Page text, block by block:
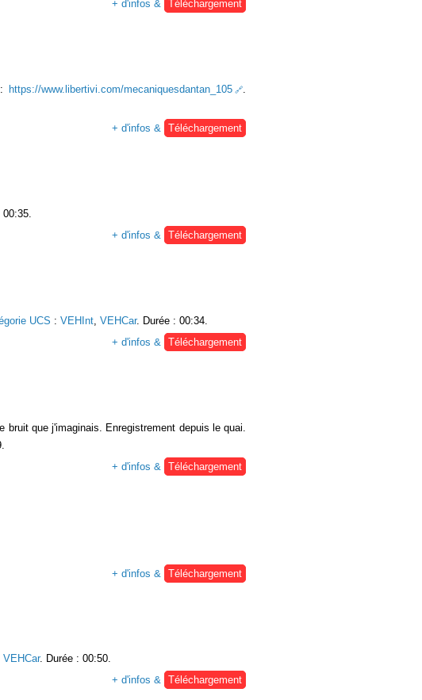
+ d'infos & Téléchargement
https://www.libertivi.com/mecaniquesdantan_105
.
+ d'infos & Téléchargement
00:35.
+ d'infos & Téléchargement
UCS : VEHInt VEHCar. Durée : 00:34.
+ d'infos &
Téléchargement
que j'imaginais. Enregistrement depuis le quai.
+ d'infos &
Téléchargement
+ d'infos &
Téléchargement
VEHCar. Durée : 00:50.
+ d'infos & Téléchargement